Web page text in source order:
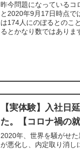
昨今問題になっているコ
と2020年9月17日時点で
は174人にのぼるとのこ
るとかなり数ではありま
【実体験】入社日
た。【コロナ禍の就
2020年、世界を騒がせ
が悪化し、内定取り消し